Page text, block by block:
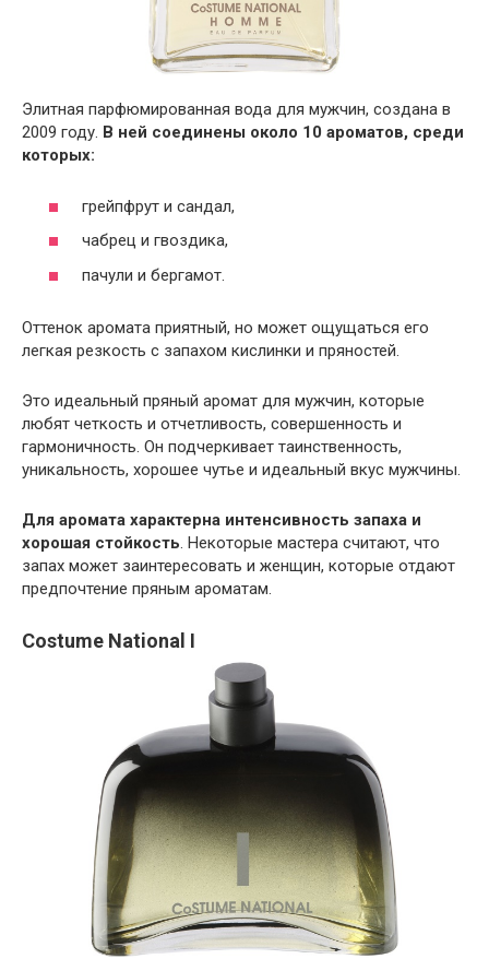
Элитная парфюмированная вода для мужчин, создана в
2009 году. В ней соединены около 10 ароматов, среди
которых:
грейпфрут и сандал,
чабрец и гвоздика,
пачули и бергамот.
Оттенок аромата приятный, но может ощущаться его
легкая резкость с запахом кислинки и пряностей.
Это идеальный пряный аромат для мужчин, которые
любят четкость и отчетливость, совершенность и
гармоничность. Он подчеркивает таинственность,
уникальность, хорошее чутье и идеальный вкус мужчины.
Для аромата характерна интенсивность запаха и
хорошая стойкость. Некоторые мастера считают, что
запах может заинтересовать и женщин, которые отдают
предпочтение пряным ароматам.
Costume National I